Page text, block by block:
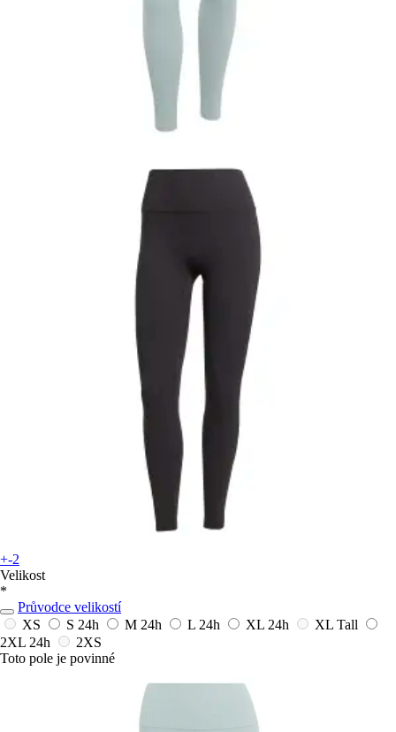
+-2
Velikost
*
Průvodce velikostí
XS
S 24h M 24h L 24h XL 24h
XL Tall
2XL 24h
2XS
Toto pole je povinné